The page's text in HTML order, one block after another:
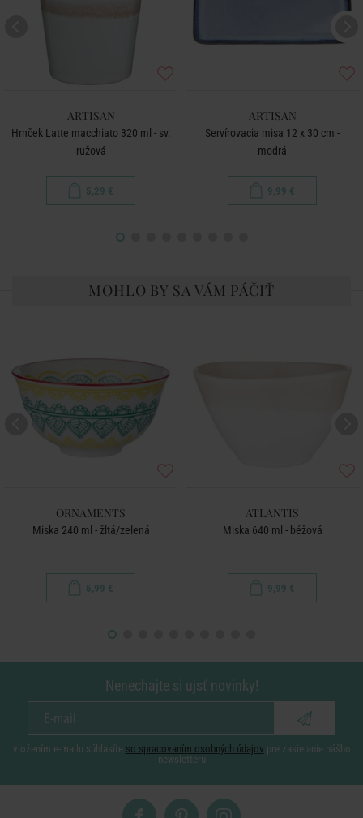
ARTISAN
Hrnček Latte macchiato 320 ml - sv.
ružová
5,29 €
ARTISAN
Servírovacia misa 12 x 30 cm -
modrá
9,99 €
MOHLO BY SA VÁM PÁČIŤ
ORNAMENTS
Miska 240 ml - žltá/zelená
5,99 €
ATLANTIS
Miska 640 ml - béžová
9,99 €
Nenechajte si ujsť novinky!
vložením e-mailu súhlasíte so spracovaním osobných údajov pre zasielanie nášho
newsletteru